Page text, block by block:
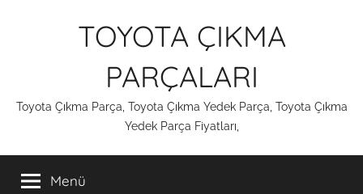
TOYOTA ÇIKMA
PARÇALARI
Toyota Çıkma Parça, Toyota Çıkma Yedek Parça, Toyota Çıkma
Yedek Parça Fiyatları,
Menü